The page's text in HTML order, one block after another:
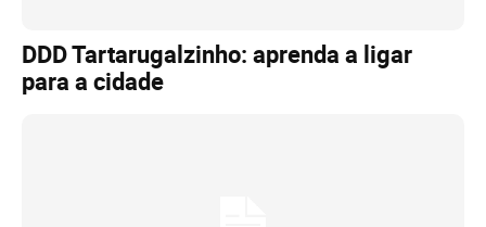
DDD Tartarugalzinho: aprenda a ligar
para a cidade